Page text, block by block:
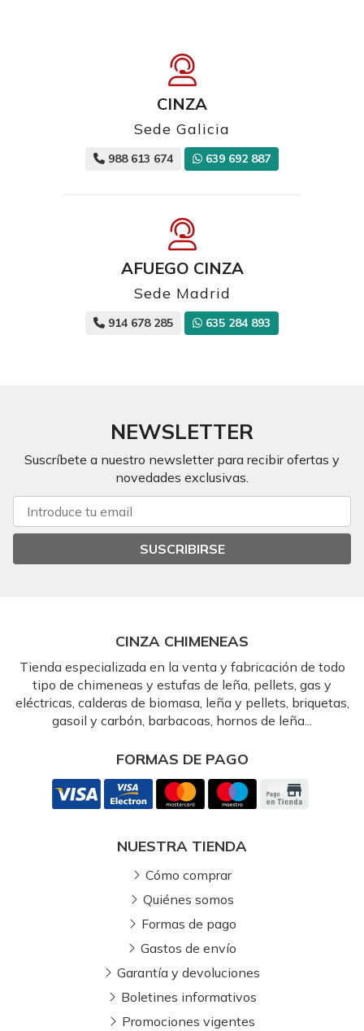
CINZA
Sede Galicia
988 613 674 639 692 887
AFUEGO CINZA
Sede Madrid
914 678 285 635 284 893
NEWSLETTER
Suscríbete a nuestro newsletter para recibir ofertas y
novedades exclusivas.
SUSCRIBIRSE
CINZA CHIMENEAS
Tienda especializada en la venta y fabricación de todo
tipo de chimeneas y estufas de leña, pellets, gas y
eléctricas, calderas de biomasa, leña y pellets, briquetas,
gasoil y carbón, barbacoas, hornos de leña...
FORMAS DE PAGO
NUESTRA TIENDA
Cómo comprar
Quiénes somos
Formas de pago
Gastos de envío
Garantía y devoluciones
Boletines informativos
Promociones vigentes